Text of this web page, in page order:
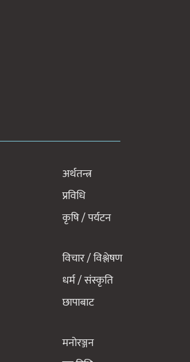
अर्थतन्त्र
प्रविधि
कृषि / पर्यटन
विचार / विश्लेषण
धर्म / संस्कृति
छापाबाट
मनोरञ्जन